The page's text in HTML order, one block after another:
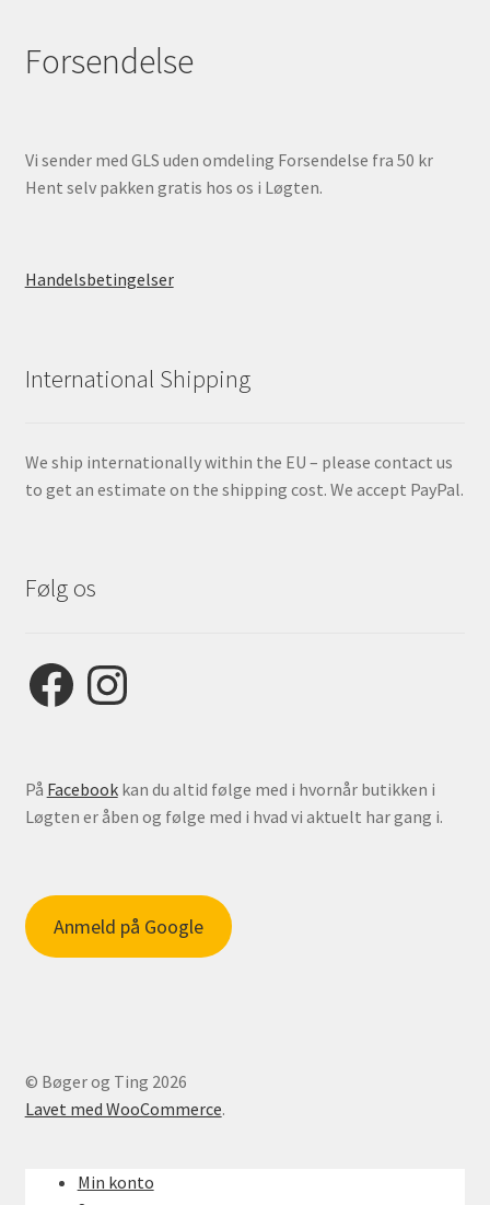
Forsendelse
Vi sender med GLS uden omdeling Forsendelse fra 50 kr
Hent selv pakken gratis hos os i Løgten.
Handelsbetingelser
International Shipping
We ship internationally within the EU – please contact us
to get an estimate on the shipping cost. We accept PayPal.
Følg os
FacebookInstagram
På Facebookkan du altid følge med i hvornår butikken i
Løgten er åben og følge med i hvad vi aktuelt har gang i.
Anmeld på Google
© Bøger og Ting 2026
Lavet med WooCommerce.
Min konto